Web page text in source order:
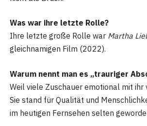
Was war ihre letzte Rolle?
Ihre letzte große Rolle war Martha
gleichnamigen Film (2022).
Warum nennt man es „trauriger
Weil viele Zuschauer emotional mit ihr
Sie stand für Qualität und
im heutigen Fernsehen selten